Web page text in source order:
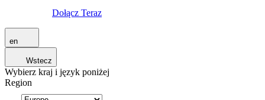
Dołącz Teraz
en
Wstecz
Wybierz kraj i język poniżej
Region